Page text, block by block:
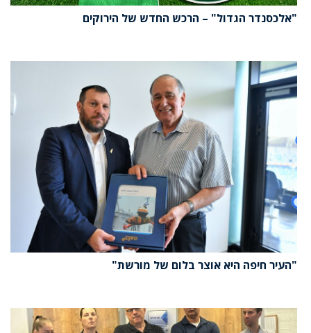
"אלכסנדר הגדול" – הרכש החדש של הירוקים
"העיר חיפה היא אוצר בלום של מורשת"